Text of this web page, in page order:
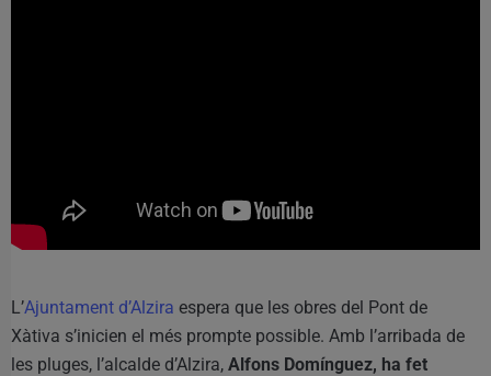
L’Ajuntament d’Alzira espera que les obres del Pont de
Xàtiva s’inicien el més prompte possible. Amb l’arribada de
les pluges, l’alcalde d’Alzira, Alfons Domínguez, ha fet